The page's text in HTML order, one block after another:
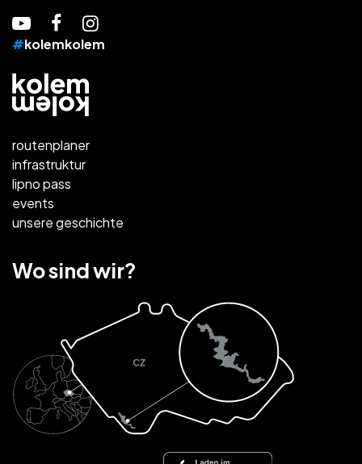
#kolemkolem
routenplaner
infrastruktur
lipno pass
events
unsere geschichte
Wo sind wir?